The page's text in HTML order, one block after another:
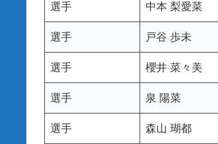
選手 中本 梨愛菜
選手 戸谷 歩未
選手 櫻井 菜々美
選手 泉 陽菜
選手 森山 瑚都